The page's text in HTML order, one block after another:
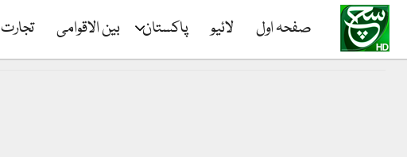
صفحہ اول لائیو پاکستان بین الاقوامی تجارت